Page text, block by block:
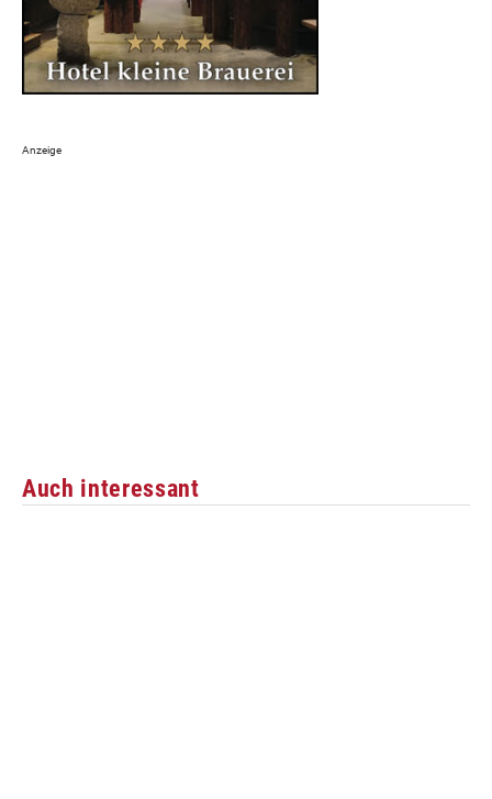
Auch interessant